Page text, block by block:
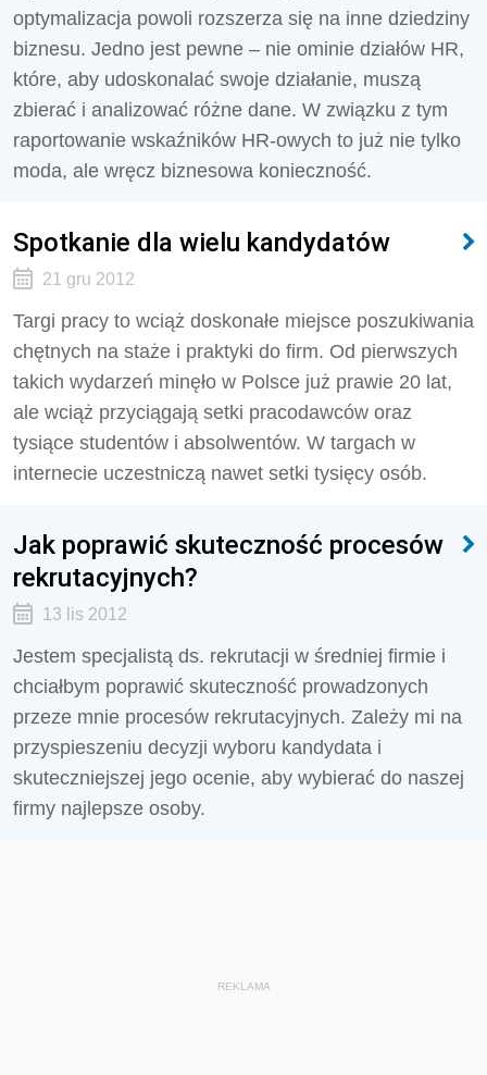
optymalizacja powoli rozszerza się na inne dziedziny
biznesu. Jedno jest pewne – nie ominie działów HR,
które, aby udoskonalać swoje działanie, muszą
zbierać i analizować różne dane. W związku z tym
raportowanie wskaźników HR-owych to już nie tylko
moda, ale wręcz biznesowa konieczność.
Spotkanie dla wielu kandydatów
21 gru 2012
Targi pracy to wciąż doskonałe miejsce poszukiwania
chętnych na staże i praktyki do firm. Od pierwszych
takich wydarzeń minęło w Polsce już prawie 20 lat,
ale wciąż przyciągają setki pracodawców oraz
tysiące studentów i absolwentów. W targach w
internecie uczestniczą nawet setki tysięcy osób.
Jak poprawić skuteczność procesów
rekrutacyjnych?
13 lis 2012
Jestem specjalistą ds. rekrutacji w średniej firmie i
chciałbym poprawić skuteczność prowadzonych
przeze mnie procesów rekrutacyjnych. Zależy mi na
przyspieszeniu decyzji wyboru kandydata i
skuteczniejszej jego ocenie, aby wybierać do naszej
firmy najlepsze osoby.
REKLAMA